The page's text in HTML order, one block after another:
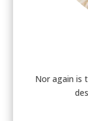
Nor again is